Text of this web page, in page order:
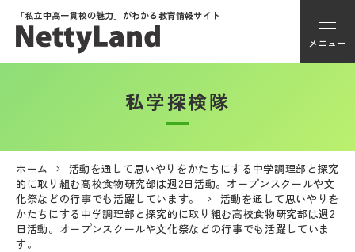
「私立中高一貫校の魅力」がわかる教育情報サイト
メニュー
アカウント登録
メニュー
学校選び
私学探検隊
ホーム
活動を通して思いやりをかたちにする中学調理部と探究
的に取り組む高校食物研究部は週2日活動。オープンスクールや文
化祭などの行事でも活躍しています。
活動を通して思いやりを
かたちにする中学調理部と探究的に取り組む高校食物研究部は週2
日活動。オープンスクールや文化祭などの行事でも活躍していま
す。